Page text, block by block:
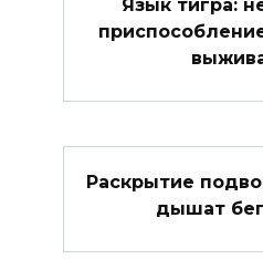
Раскрытие
дышат